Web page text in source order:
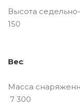
Высота
150
Вес:
Масса
7 300